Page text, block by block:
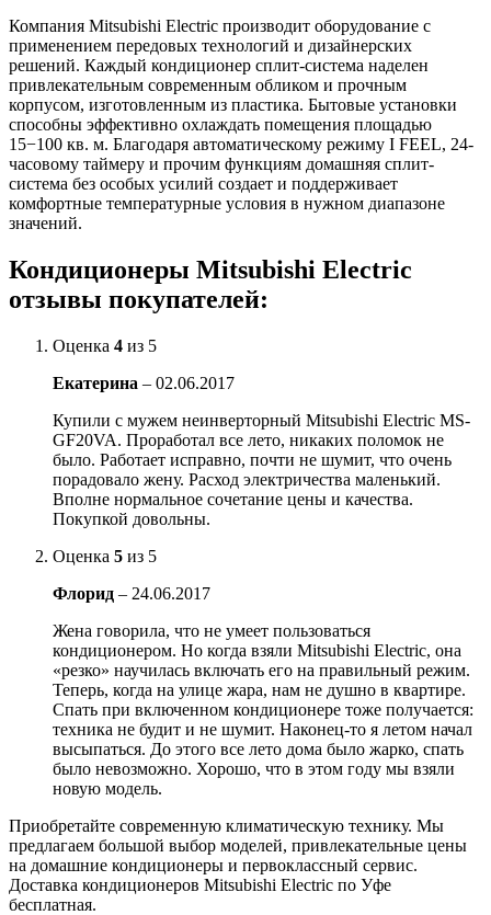
Компания Mitsubishi Electric производит оборудование с
применением передовых технологий и дизайнерских
решений. Каждый кондиционер сплит-система наделен
привлекательным современным обликом и прочным
корпусом, изготовленным из пластика. Бытовые установки
способны эффективно охлаждать помещения площадью
15−100 кв. м. Благодаря автоматическому режиму I FEEL, 24-
часовому таймеру и прочим функциям домашняя сплит-
система без особых усилий создает и поддерживает
комфортные температурные условия в нужном диапазоне
значений.
Кондиционеры Mitsubishi Electric
отзывы покупателей:
Оценка 4 из 5
Екатерина – 02.06.2017
Купили с мужем неинверторный Mitsubishi Electric MS-
GF20VA. Проработал все лето, никаких поломок не
было. Работает исправно, почти не шумит, что очень
порадовало жену. Расход электричества маленький.
Вполне нормальное сочетание цены и качества.
Покупкой довольны.
Оценка 5 из 5
Флорид – 24.06.2017
Жена говорила, что не умеет пользоваться
кондиционером. Но когда взяли Mitsubishi Electric, она
«резко» научилась включать его на правильный режим.
Теперь, когда на улице жара, нам не душно в квартире.
Спать при включенном кондиционере тоже получается:
техника не будит и не шумит. Наконец-то я летом начал
высыпаться. До этого все лето дома было жарко, спать
было невозможно. Хорошо, что в этом году мы взяли
новую модель.
Приобретайте современную климатическую технику. Мы
предлагаем большой выбор моделей, привлекательные цены
на домашние кондиционеры и первоклассный сервис.
Доставка кондиционеров Mitsubishi Electric по Уфе
бесплатная.